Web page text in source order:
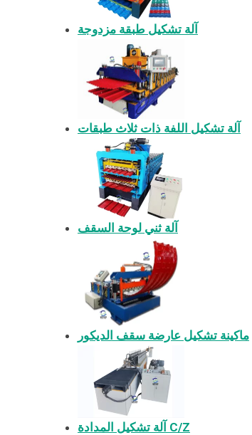
آلة تشكيل طبقة مزدوجة
آلة تشكيل اللفة ذات ثلاث طبقات
آلة ثني لوحة السقف
ماكينة تشكيل عارضة سقف الديكور
آلة تشكيل المدادة C/Z